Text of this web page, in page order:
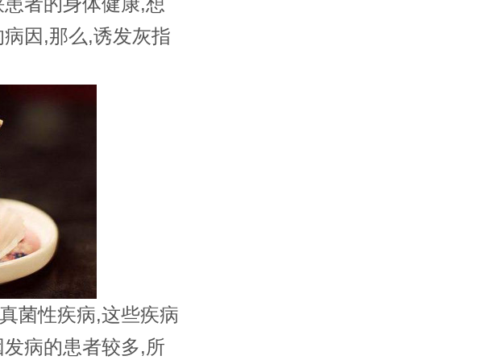
因,那么,诱发灰指
菌性疾病,这些疾病
病的患者较多,所